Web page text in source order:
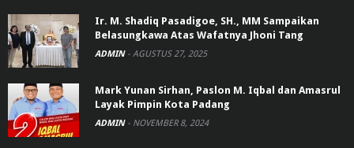
Ir. M. Shadiq Pasadigoe, SH., MM Sampaikan
Belasungkawa Atas Wafatnya Jhoni Tang
ADMIN - AGUSTUS 27, 2025
Mark Yunan Sirhan, Paslon M. Iqbal dan Amasrul
Layak Pimpin Kota Padang
ADMIN - NOVEMBER 8, 2024